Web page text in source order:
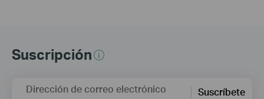
Suscripción
Dirección de correo electrónico Suscríbete